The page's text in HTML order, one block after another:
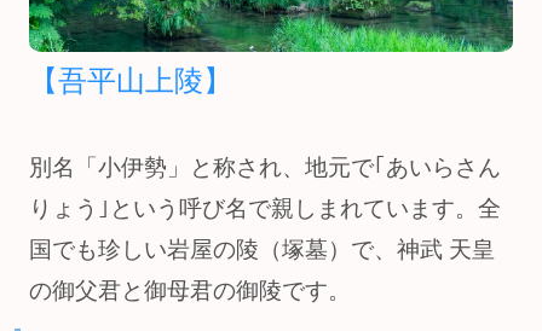
【吾平山上陵】
別名「小伊勢」と称され、地元で｢あいらさん
りょう｣という呼び名で親しまれています。全
国でも珍しい岩屋の陵（塚墓）で、神武 天皇
の御父君と御母君の御陵です。